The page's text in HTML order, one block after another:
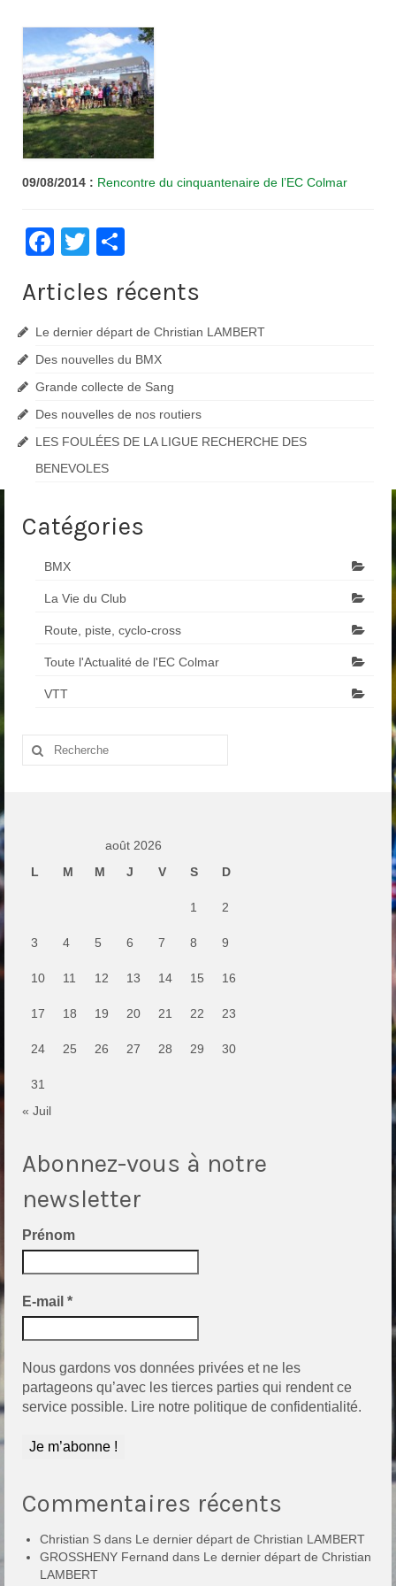
Histoire
1950 à 1969
1970 à 1979
1980 à 1987
1997 à 2007
Galerie Photos
Nos manifestations
Nos organisations de la saison
VTT
Piste
Cyclo-Cross
Actualités
Plan d’entraînement 2026
09/08/2014 : Rencontre du cinquantenaire de l’EC Colmar
Facebook
Twitter
Articles récents
Le dernier départ de Christian LAMBERT
Des nouvelles du BMX
Grande collecte de Sang
Des nouvelles de nos routiers
LES FOULÉES DE LA LIGUE RECHERCHE DES
BENEVOLES
Catégories
BMX
La Vie du Club
Route, piste, cyclo-cross
Toute l'Actualité de l'EC Colmar
VTT
Rechercher
août 2026
L
M M J V S D
1 2
3 4 5 6 7 8 9
10 11 12 13 14 15 16
17 18 19 20 21 22 23
24 25 26 27 28 29 30
31
« Juil
Abonnez-vous à notre
newsletter
Prénom
E-mail *
Nous gardons vos données privées et ne les
partageons qu’avec les tierces parties qui rendent ce
service possible. Lire notre politique de confidentialité.
Commentaires récents
Christian S dans Le dernier départ de Christian LAMBERT
GROSSHENY Fernand dans Le dernier départ de Christian
LAMBERT